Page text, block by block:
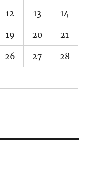
12 13 14
19 20 21
26 27 28